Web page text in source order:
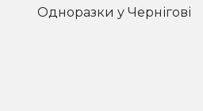
Одноразки у Чернігові